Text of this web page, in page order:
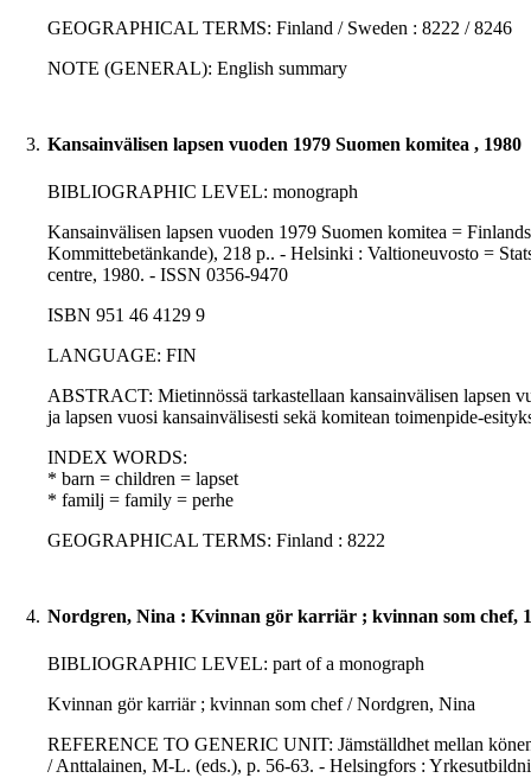
GEOGRAPHICAL TERMS: Finland / Sweden : 8222 / 8246
NOTE (GENERAL): English summary
3. Kansainvälisen lapsen vuoden 1979 Suomen komitea , 1980
BIBLIOGRAPHIC LEVEL: monograph
Kansainvälisen lapsen vuoden 1979 Suomen komitea =
Kommittebetänkande), 218 p.. - Helsinki : Valtioneuvosto =
centre, 1980. - ISSN 0356-9470
ISBN 951 46 4129 9
LANGUAGE: FIN
ABSTRACT: Mietinnössä tarkastellaan kansainvälisen lapsen
ja lapsen vuosi kansainvälisesti sekä komitean toimenpide-
INDEX WORDS:
* barn = children = lapset
* familj = family = perhe
GEOGRAPHICAL TERMS: Finland : 8222
4. Nordgren, Nina : Kvinnan gör karriär ; kvinnan som chef,
BIBLIOGRAPHIC LEVEL: part of a monograph
Kvinnan gör karriär ; kvinnan som chef / Nordgren, Nina
REFERENCE TO GENERIC UNIT: Jämställdhet mellan
/ Anttalainen, M-L. (eds.), p. 56-63. - Helsingfors :